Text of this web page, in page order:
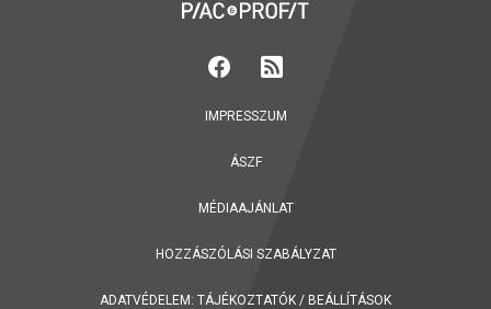
IMPRESSZUM
ÁSZF
MÉDIAAJÁNLAT
HOZZÁSZÓLÁSI SZABÁLYZAT
ADATVÉDELEM: TÁJÉKOZTATÓK / BEÁLLÍTÁSOK